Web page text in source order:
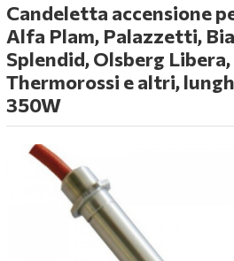
Candeletta accensione
Alfa Plam, Palazzetti,
Splendid, Olsberg
Thermorossi e altri,
350W